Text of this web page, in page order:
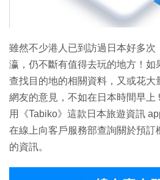
雖然不少港人已到訪過日本好多次
瀛，仍不斷有值得去玩的地方！如
查找目的地的相關資料，又或花大
網友的意見，不如在日本時間早上
用《Tabiko》這款日本旅遊資訊
在線上向客戶服務部查詢關於預訂
的資訊。